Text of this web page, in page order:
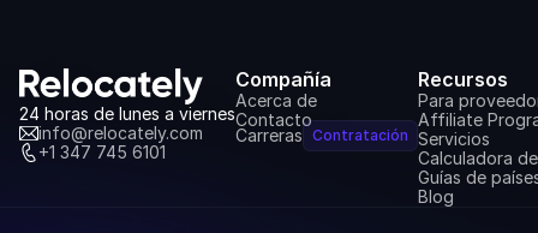
24 horas de lunes a viernes
info@relocately.com
+1 347 745 6101
Compañía
Acerca de
Contacto
Carreras Contratación
Recursos
Para
Affiliate
Servicios
Calculadora
Guías de
Blog